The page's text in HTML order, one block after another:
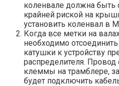
коленвале должна
крайней риской на
установить коленвал в
Когда все метки на
необходимо
катушки к устройству
распределителя. Провод
клеммы на трамблере,
будет подключить